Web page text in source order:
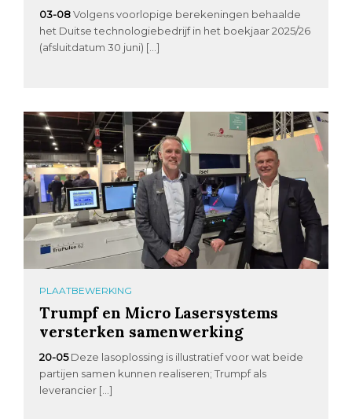
03-08 Volgens voorlopige berekeningen behaalde
het Duitse technologiebedrijf in het boekjaar 2025/26
(afsluitdatum 30 juni) […]
PLAATBEWERKING
Trumpf en Micro Lasersystems
versterken samenwerking
20-05 Deze lasoplossing is illustratief voor wat beide
partijen samen kunnen realiseren; Trumpf als
leverancier […]